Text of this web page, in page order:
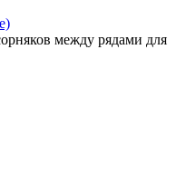
между рядами для